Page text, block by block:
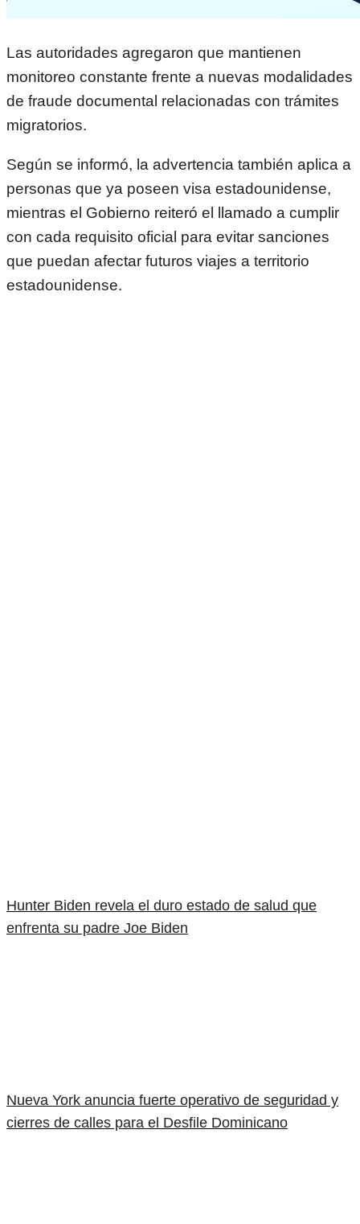
Las autoridades agregaron que mantienen
monitoreo constante frente a nuevas modalidades
de fraude documental relacionadas con trámites
migratorios.
Según se informó, la advertencia también aplica a
personas que ya poseen visa estadounidense,
mientras el Gobierno reiteró el llamado a cumplir
con cada requisito oficial para evitar sanciones
que puedan afectar futuros viajes a territorio
estadounidense.
Hunter Biden revela el duro estado de salud que
enfrenta su padre Joe Biden
Nueva York anuncia fuerte operativo de seguridad y
cierres de calles para el Desfile Dominicano